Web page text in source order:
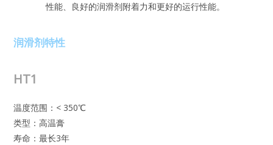
性能、良好的润滑剂附着力和更好的运行性能。
润滑剂特性
HT1
温度范围：< 350℃
类型：高温膏
寿命：最长3年